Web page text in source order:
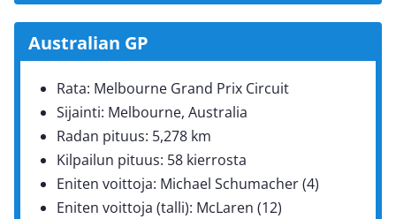
Australian GP
Rata: Melbourne Grand Prix Circuit
Sijainti: Melbourne, Australia
Radan pituus: 5,278 km
Kilpailun pituus: 58 kierrosta
Eniten voittoja: Michael Schumacher (4)
Eniten voittoja (talli): McLaren (12)